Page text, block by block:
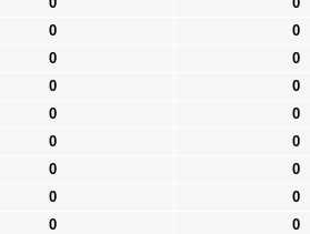
0 0
0 0
0 0
0 0
0 0
0 0
0 0
0 0